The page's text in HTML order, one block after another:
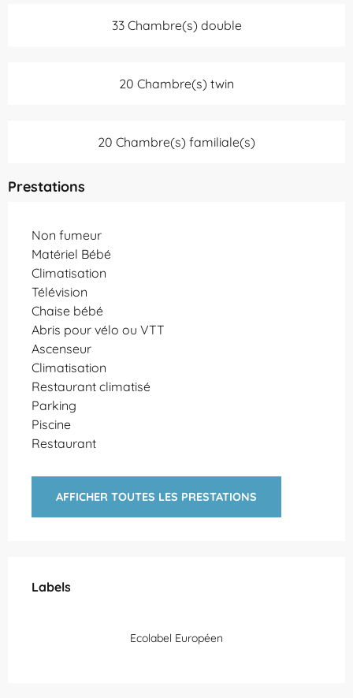
33 Chambre(s) double
20 Chambre(s) twin
20 Chambre(s) familiale(s)
Prestations
Non fumeur
Matériel Bébé
Climatisation
Télévision
Chaise bébé
Abris pour vélo ou VTT
Ascenseur
Climatisation
Restaurant climatisé
Parking
Piscine
Restaurant
AFFICHER TOUTES LES PRESTATIONS
Labels
Labels
Ecolabel Européen